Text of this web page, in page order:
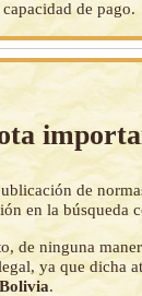
de pago.
de
en la búsqueda
de ninguna
ya que dicha
.